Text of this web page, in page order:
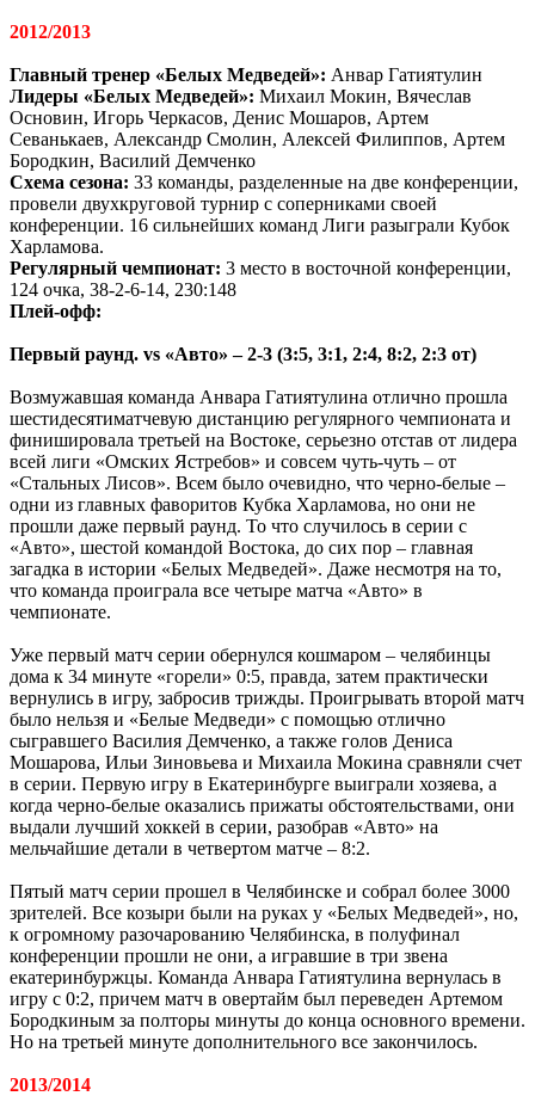
2012/2013
Главный тренер «Белых Медведей»: Анвар Гатиятулин
Лидеры «Белых Медведей»: Михаил Мокин, Вячеслав
Основин, Игорь Черкасов, Денис Мошаров, Артем
Севанькаев, Александр Смолин, Алексей Филиппов, Артем
Бородкин, Василий Демченко
Схема сезона: 33 команды, разделенные на две конференции,
провели двухкруговой турнир с соперниками своей
конференции. 16 сильнейших команд Лиги разыграли Кубок
Харламова.
Регулярный чемпионат: 3 место в восточной конференции,
124 очка, 38-2-6-14, 230:148
Плей-офф:
Первый раунд. vs «Авто» – 2-3 (3:5, 3:1, 2:4, 8:2, 2:3 от)
Возмужавшая команда Анвара Гатиятулина отлично прошла
шестидесятиматчевую дистанцию регулярного чемпионата и
финишировала третьей на Востоке, серьезно отстав от лидера
всей лиги «Омских Ястребов» и совсем чуть-чуть – от
«Стальных Лисов». Всем было очевидно, что черно-белые –
одни из главных фаворитов Кубка Харламова, но они не
прошли даже первый раунд. То что случилось в серии с
«Авто», шестой командой Востока, до сих пор – главная
загадка в истории «Белых Медведей». Даже несмотря на то,
что команда проиграла все четыре матча «Авто» в
чемпионате.
Уже первый матч серии обернулся кошмаром – челябинцы
дома к 34 минуте «горели» 0:5, правда, затем практически
вернулись в игру, забросив трижды. Проигрывать второй матч
было нельзя и «Белые Медведи» с помощью отлично
сыгравшего Василия Демченко, а также голов Дениса
Мошарова, Ильи Зиновьева и Михаила Мокина сравняли счет
в серии. Первую игру в Екатеринбурге выиграли хозяева, а
когда черно-белые оказались прижаты обстоятельствами, они
выдали лучший хоккей в серии, разобрав «Авто» на
мельчайшие детали в четвертом матче – 8:2.
Пятый матч серии прошел в Челябинске и собрал более 3000
зрителей. Все козыри были на руках у «Белых Медведей», но,
к огромному разочарованию Челябинска, в полуфинал
конференции прошли не они, а игравшие в три звена
екатеринбуржцы. Команда Анвара Гатиятулина вернулась в
игру с 0:2, причем матч в овертайм был переведен Артемом
Бородкиным за полторы минуты до конца основного времени.
Но на третьей минуте дополнительного все закончилось.
2013/2014